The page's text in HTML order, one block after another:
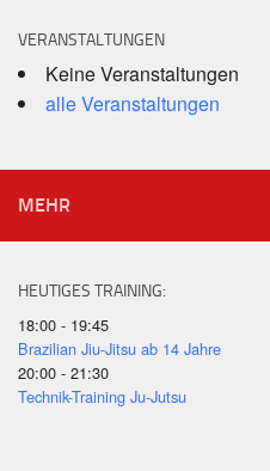
VERANSTALTUNGEN
Keine Veranstaltungen
alle Veranstaltungen
MEHR
HEUTIGES TRAINING:
18:00 - 19:45
Brazilian Jiu-Jitsu ab 14 Jahre
20:00 - 21:30
Technik-Training Ju-Jutsu